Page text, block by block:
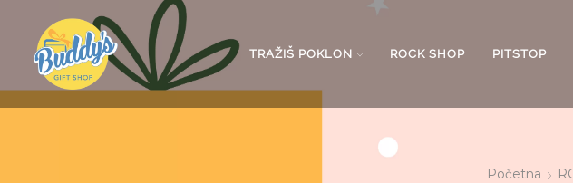
TRAŽIŠ POKLON ROCK SHOP PITSTOP
Početna